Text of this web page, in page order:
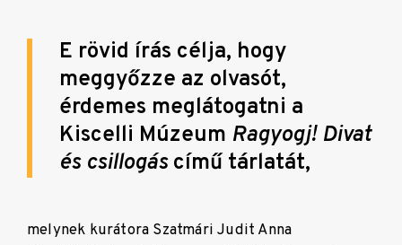
E rövid írás célja, hogy
meggyőzze az olvasót,
érdemes meglátogatni a
Kiscelli Múzeum Ragyogj! Divat
és csillogáscímű tárlatát,
melynek kurátora Szatmári Judit Anna